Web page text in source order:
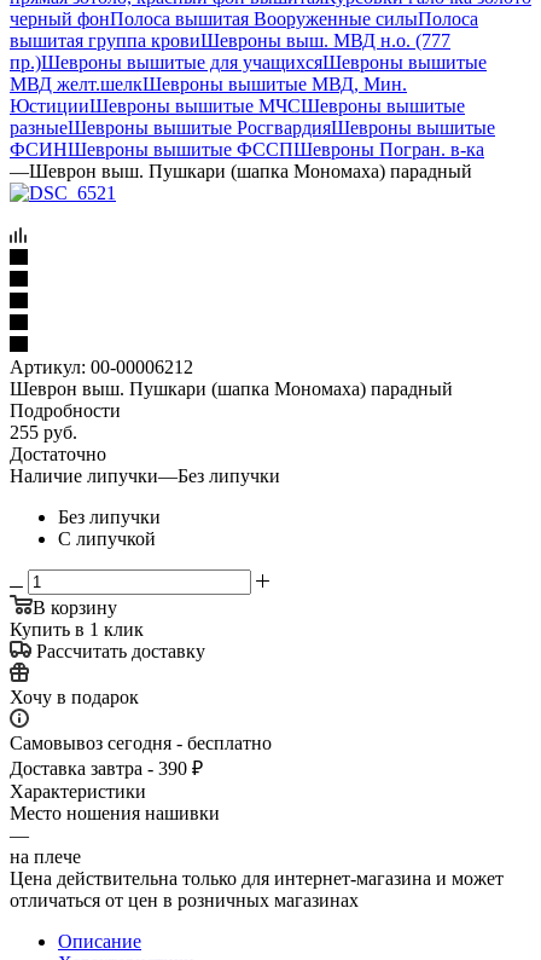
черный фонПолоса вышитая Вооруженные силыПолоса
вышитая группа кровиШевроны выш. МВД н.о. (777
пр.)Шевроны вышитые для учащихсяШевроны вышитые
МВД желт.шелкШевроны вышитые МВД, Мин.
ЮстицииШевроны вышитые МЧСШевроны вышитые
разныеШевроны вышитые РосгвардияШевроны вышитые
ФСИНШевроны вышитые ФССПШевроны Погран. в-ка
—Шеврон выш. Пушкари (шапка Мономаха) парадный
Артикул: 00-00006212
Шеврон выш. Пушкари (шапка Мономаха) парадный
Подробности
255 руб.
Достаточно
Наличие липучки—Без липучки
Без липучки
С липучкой
В корзину
Купить в 1 клик
Рассчитать доставку
Хочу в подарок
Самовывоз сегодня - бесплатно
Доставка завтра - 390 ₽
Характеристики
Место ношения нашивки
—
на плече
Цена действительна только для интернет-магазина и может
отличаться от цен в розничных магазинах
Описание